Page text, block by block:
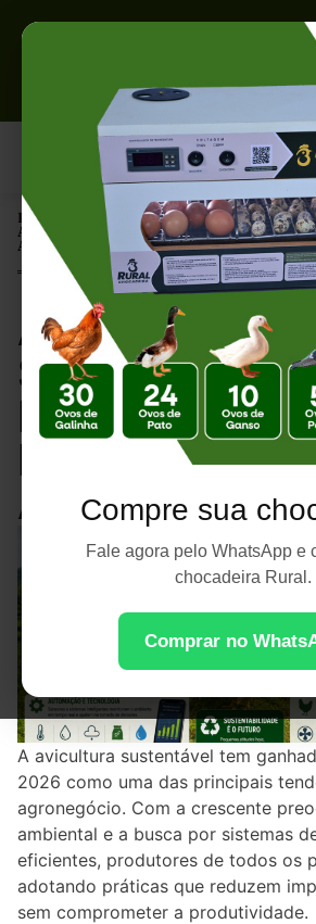
Compre sua
Fale agora pelo WhatsApp e
chocadeira Rural.
Comprar no
Página Inicial |
Avicultura Sustentável: Como Produzir Mais
Ambiente
Avicultura
Sustentável:
Produzir Mais
Respeitando
Ambiente
A avicultura sustentável tem
2026 como uma das principais
agronegócio. Com a crescente
ambiental e a busca por sistemas
eficientes, produtores de todos os
adotando práticas que reduzem
sem comprometer a produtividade.